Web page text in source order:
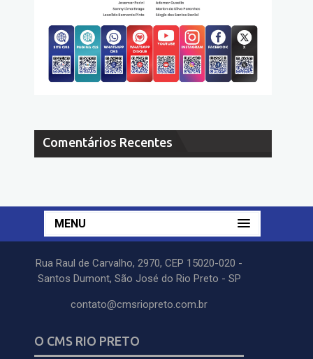
Comentários Recentes
MENU
Rua Raul de Carvalho, 2970, CEP 15020-020 -
Santos Dumont, São José do Rio Preto - SP
contato@cmsriopreto.com.br
O CMS RIO PRETO